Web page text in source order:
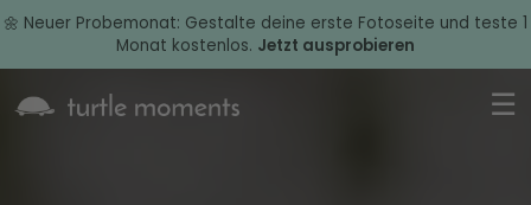
🌼 Neuer Probemonat: Gestalte deine erste Fotoseite und teste 1
Monat kostenlos. Jetzt ausprobieren
☰